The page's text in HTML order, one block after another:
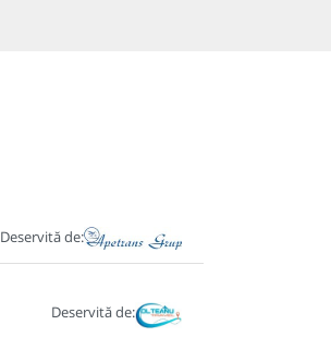
Deservită de:
Deservită de: